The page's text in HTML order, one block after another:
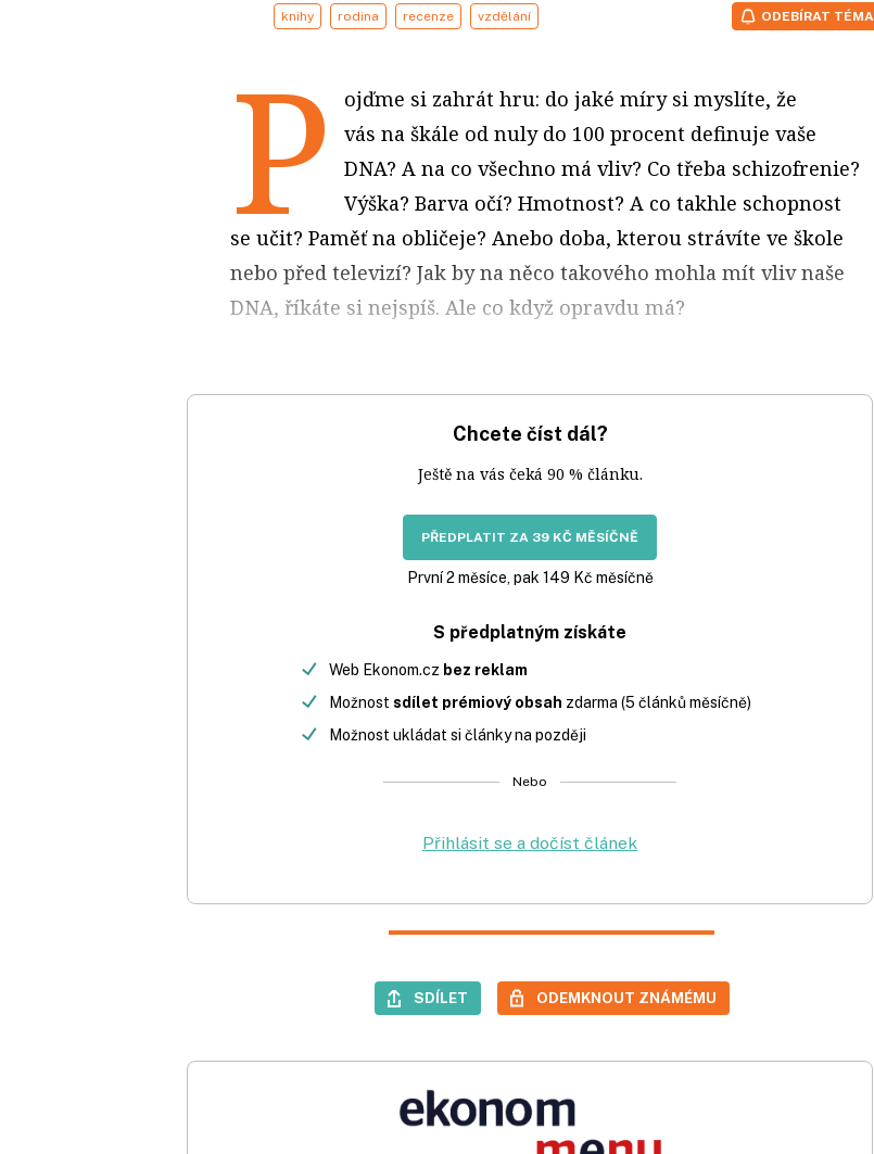
knihy rodina recenze vzdělání ODEBÍRAT TÉMA
P
ojďme si zahrát hru: do jaké míry si myslíte, že
vás na škále od nuly do 100 procent definuje vaše
DNA? A na co všechno má vliv? Co třeba schizofrenie?
Výška? Barva očí? Hmotnost? A co takhle schopnost
se učit? Paměť na obličeje? Anebo doba, kterou strávíte ve škole
nebo před televizí? Jak by na něco takového mohla mít vliv naše
DNA, říkáte si nejspíš. Ale co když opravdu má?
Chcete číst dál?
Ještě na vás čeká 90 % článku.
PŘEDPLATIT ZA 39 KČ MĚSÍČNĚ
První 2 měsíce, pak 149 Kč měsíčně
S předplatným získáte
Web Ekonom.cz bez reklam
Možnost sdílet prémiový obsah zdarma (5 článků měsíčně)
Možnost ukládat si články na později
Nebo
Přihlásit se a dočíst článek
SDÍLET ODEMKNOUT ZNÁMÉMU